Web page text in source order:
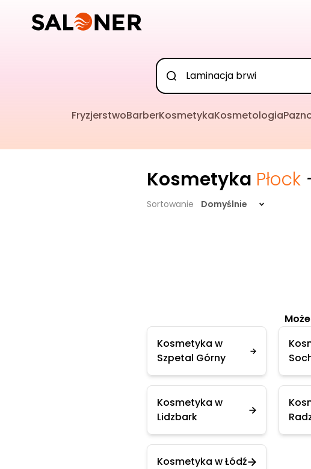
FryzjerstwoBarberKosmetykaKosmetologia
Kosmetyka Płock
Sortowanie Domyślnie
Kosmetyka w
Szpetal Górny
Kosmetyka w
Lidzbark
Kosmetyka w Łódź